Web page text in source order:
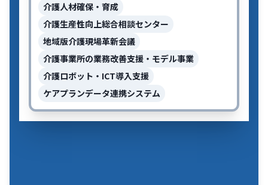
介護人材確保・育成
介護生産性向上総合相談センター
地域版介護現場革新会議
介護事業所の業務改善支援・モデル事業
介護ロボット・ICT導入支援
ケアプランデータ連携システム